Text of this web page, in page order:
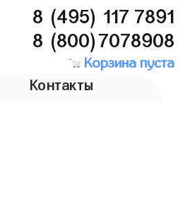
8 (495) 117 7891
8 (800)7078908
Корзина пуста
Контакты